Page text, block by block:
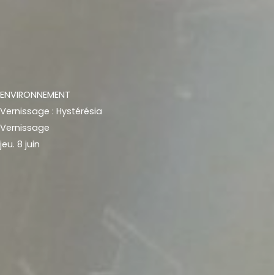
ENVIRONNEMENT
Vernissage : Hystérésia
Vernissage
jeu. 8 juin